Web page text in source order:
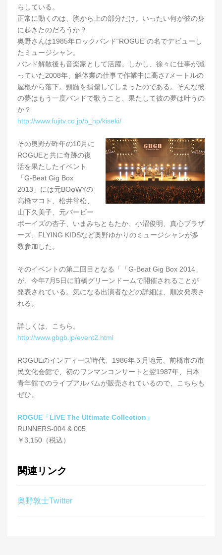
らしている。
正常に動くのは、胸から上の部分だけ。いったい何が彼の身
に起きたのだろうか？
奥野さんは1985年ロックバンド“ROGUE”の名でデビューし
たミュージシャン。
バンド解散後も音楽家として活躍。しかし、徐々に仕事が減
っていた2008年、解体業の仕事で作業中に高さ7メートルの
屋根から落下。頸髄を損傷してしまったのである。そんな彼
の夢はもう一度バンドで歌うこと、果たして彼の夢は叶うの
か？
http://www.fujitv.co.jp/b_hp/kiseki/
その奥野が昨年の10月に
ROGUEと共に奇跡の復
活を果たしたイベント
「G-Beat Gig Box
2013」には元BOφWYの
高橋マコト、松井常松、
山下久美子、元バービー
ボーイズの杏子、いまみちともたか、小沼俊明、真心ブラザ
ーズ、FLYING KIDSなど奥野ゆかりのミュージシャンが多
数参加した。
そのイベントの第二回目となる「「G-Beat Gig Box 2014」
が、今年7月5日に前橋グリーンドームで開催されることが
発表されている。気になる出演者などの詳細は、順次発表さ
れる。
詳しくは、こちら。
http://www.gbgb.jp/event2.html
ROGUEのインディーズ時代、1986年５月地元、前橋市の市
民文化会館で、初のワンマンコンサートと翌1987年、日本
青年館でのライブアルバムが販売されているので、こちらも
ぜひ。
ROGUE「LIVE The Ultimate Collection」
RUNNERS-004 & 005
￥3,150（税込）
関連リンク
奥野敦士Twitter